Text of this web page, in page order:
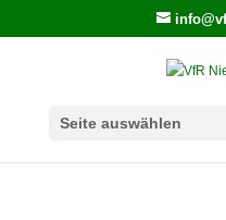
Seite auswählen